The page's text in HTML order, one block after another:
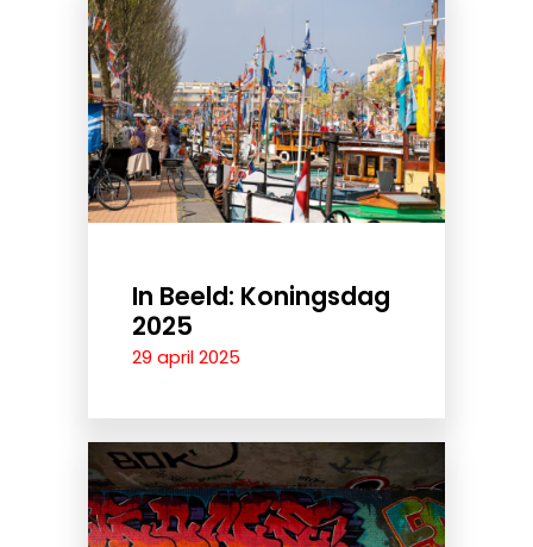
In Beeld: Koningsdag
2025
29 april 2025